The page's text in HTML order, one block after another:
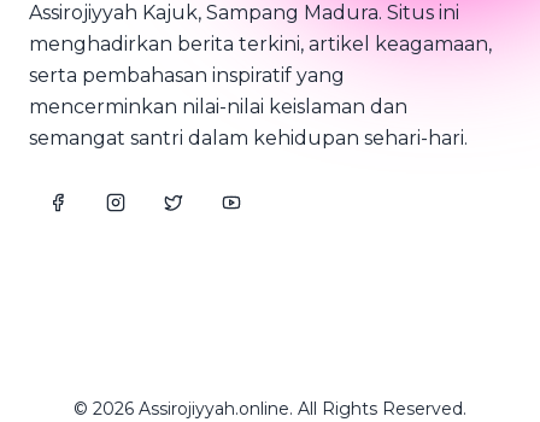
Assirojiyyah Kajuk, Sampang Madura. Situs ini
menghadirkan berita terkini, artikel keagamaan,
serta pembahasan inspiratif yang
mencerminkan nilai-nilai keislaman dan
semangat santri dalam kehidupan sehari-hari.
© 2026 Assirojiyyah.online. All Rights Reserved.